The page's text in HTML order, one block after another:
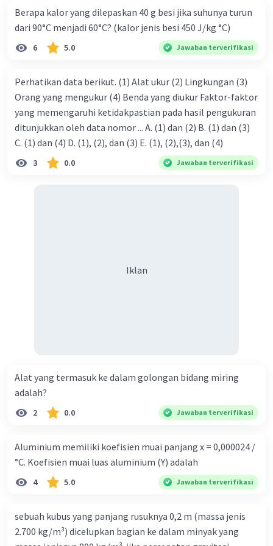
karena ia adalah gelombang elektromagnetik,
melainkan karena ia adalah gelombang mekanik
yang membutuhkan medium dalam
4. Benar
Semoga membantu, maaf jika salah 🙏
Beri Rating·0.0(0) Balas
2. Untuk menyelesaikan ekspresi ini, kita melakukan
3. Periode Gelombang:
satu siklus gelombang lengkap. Dalam soal ini, periode
gelombang adalah 1 sekon.
4. Frekuensi Gelombang:
Frekuensi adalah jumlah siklus gelombang yang terjadi
dalam satu sekon. Dalam soal ini, frekuensi gelombang
adalah 1Hz.
Panjang gelombang adalah jarak antara dua puncak
gelombang atau dua lembah gelombang. Dalam soal ini,
Berapa kalor yang dilepaskan 40 g besi jika suhunya turun
dari 90°C menjadi 60°C? (kalor jenis besi 450 J/kg °C)
6 5.0 Jawaban terverifikasi
Perhatikan data berikut. (1) Alat ukur (2) Lingkungan (3)
Orang yang mengukur (4) Benda yang diukur Faktor-faktor
yang memengaruhi ketidakpastian pada hasil pengukuran
ditunjukkan oleh data nomor ... A. (1) dan (2) B. (1) dan (3)
C. (1) dan (4) D. (1), (2), dan (3) E. (1), (2),(3), dan (4)
3 0.0 Jawaban terverifikasi
Iklan
Alat yang termasuk ke dalam golongan bidang miring
adalah?
2 0.0 Jawaban terverifikasi
Aluminium memiliki koefisien muai panjang x = 0,000024 /
°C. Koefisien muai luas aluminium (Y) adalah
4 5.0 Jawaban terverifikasi
sebuah kubus yang panjang rusuknya 0,2 m (massa jenis
2.700 kg/m³) dicelupkan bagian ke dalam minyak yang